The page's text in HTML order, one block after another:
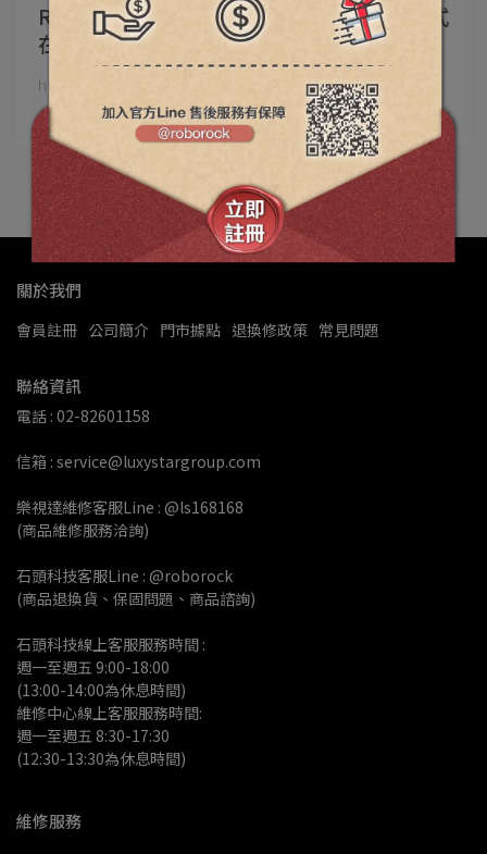
Roborock S8 Pro Ultra 石頭掃拖機器人正式
在台發表：搭載 10 合 1 全自動清潔座，自動
上下水/洗拖布/集塵/烘乾/補清潔液
https://www.kocpc.com.tw/archives/487609⋯
閱讀更多 ->
關於我們
會員註冊 公司簡介 門市據點 退換修政策 常見問題
聯絡資訊
電話 : 02-82601158
信箱 : service@luxystargroup.com
樂視達維修客服Line : @ls168168
(商品維修服務洽詢)
石頭科技客服Line : @roborock
(商品退換貨、保固問題、商品諮詢)
石頭科技線上客服服務時間 :
週一至週五 9:00-18:00
(13:00-14:00為休息時間)
維修中心線上客服服務時間:
週一至週五 8:30-17:30
(12:30-13:30為休息時間)
維修服務